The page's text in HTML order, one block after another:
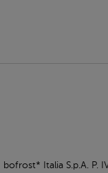
bofrost* Italia S.p.A. P.